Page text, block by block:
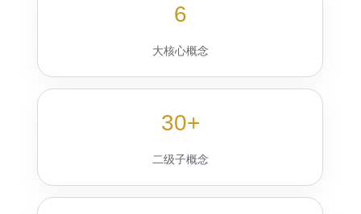
6
大核心概念
30+
二级子概念